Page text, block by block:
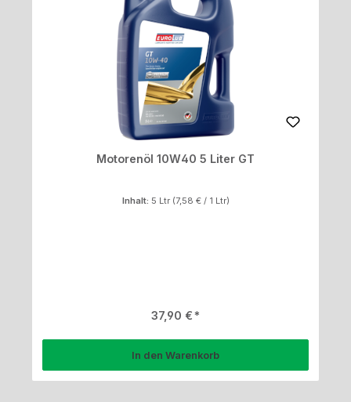
Motorenöl 10W40 5 Liter GT
Inhalt: 5 Ltr (7,58 € / 1 Ltr)
Regulärer Preis:
37,90 €
In den Warenkorb